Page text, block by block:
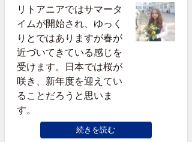
リトアニアではサマータ
イムが開始され、ゆっく
りとではありますが春が
近づいてきている感じを
受けます。日本では桜が
咲き、新年度を迎えてい
ることだろうと思いま
す。
続きを読む